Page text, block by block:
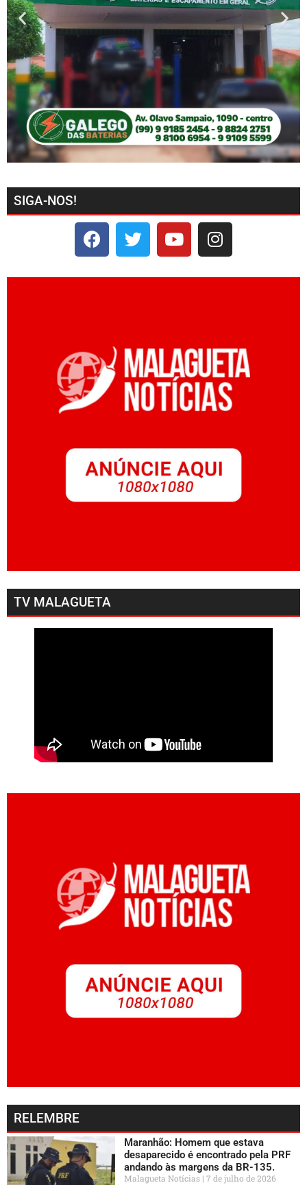
SIGA-NOS!
TV MALAGUETA
RELEMBRE
Maranhão: Homem que estava
desaparecido é encontrado pela PRF
andando às margens da BR-135.
Malagueta Notícias 7 de julho de 2026